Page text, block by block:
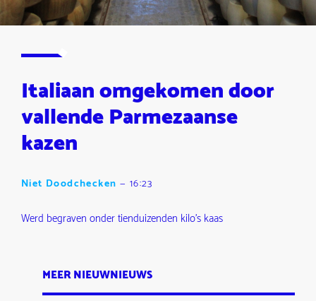
Italiaan omgekomen door
vallende Parmezaanse
kazen
Niet Doodchecken — 16:23
Werd begraven onder tienduizenden kilo's kaas
MEER NIEUWNIEUWS